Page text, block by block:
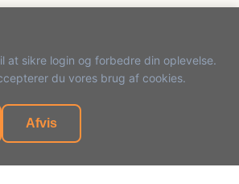
at sikre login og forbedre din oplevelse.
du vores brug af cookies.
Afvis